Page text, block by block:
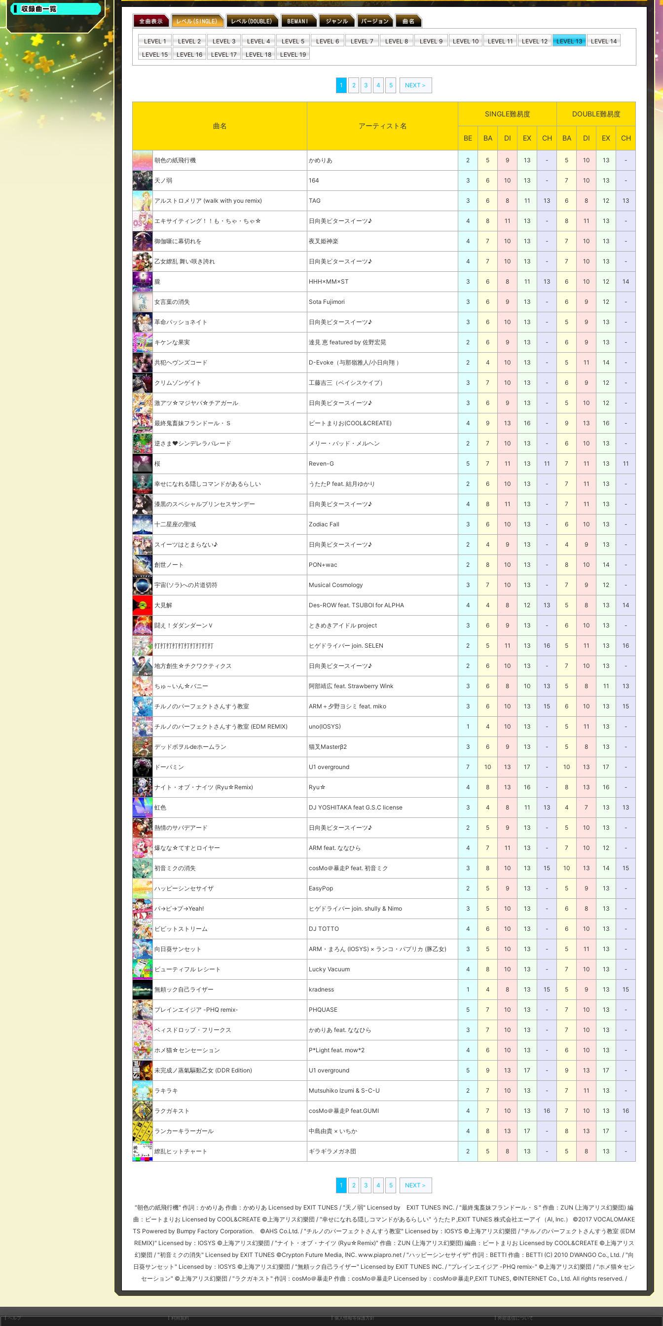
LEVEL 1 LEVEL 2 LEVEL 3 LEVEL 4 LEVEL 5 LEVEL 6 LEVEL 7 LEVEL 8 LEVEL 9 LEVEL 10 LEVEL 11 LEVEL 12 LEVEL 13
LEVEL 14
LEVEL 15
LEVEL 16 LEVEL 17 LEVEL 18 LEVEL 19
1 2 3 4 5 NEXT＞
曲名 アーティスト名
SINGLE難易度 DOUBLE難易度
BE BA DI EX CH BA DI EX CH
朝色の紙飛行機 かめりあ 2 5 9 13 - 5 10 13 -
天ノ弱 164 3 6 10 13 - 7 10 13 -
アルストロメリア (walk with you remix) TAG 3 6 8 11 13 6 8 12 13
エキサイティング！！も・ちゃ・ちゃ☆ 日向美ビタースイーツ♪ 4 8 11 13 - 8 11 13 -
御伽噺に幕切れを 夜叉姫神楽 4 7 10 13 - 7 10 13 -
乙女繚乱 舞い咲き誇れ 日向美ビタースイーツ♪ 4 7 10 13 - 7 10 13 -
朧 HHH×MM×ST 3 6 8 11 13 6 10 12 14
女言葉の消失 Sota Fujimori 3 6 9 13 - 6 9 12 -
革命パッショネイト 日向美ビタースイーツ♪ 3 6 10 13 - 5 9 13 -
キケンな果実 達見 恵 featured by 佐野宏晃 2 6 9 13 - 6 9 13 -
共犯ヘヴンズコード D-Evoke（与那嶺雅人/小日向翔 ） 2 4 10 13 - 5 11 14 -
クリムゾンゲイト 工藤吉三（ベイシスケイプ） 3 7 10 13 - 6 9 12 -
激アツ☆マジヤバ☆チアガール 日向美ビタースイーツ♪ 3 6 9 13 - 5 10 12 -
最終鬼畜妹フランドール・Ｓ ビートまりお(COOL&CREATE) 4 9 13 16 - 9 13 16 -
逆さま♥シンデレラパレード メリー・バッド・メルヘン 2 7 10 13 - 6 10 13 -
桜 Reven-G 5 7 11 13 11 7 11 13 11
幸せになれる隠しコマンドがあるらしい うたたP feat. 結月ゆかり 2 6 10 13 - 7 11 13 -
漆黒のスペシャルプリンセスサンデー 日向美ビタースイーツ♪ 4 8 11 13 - 7 11 13 -
十二星座の聖域 Zodiac Fall 3 6 10 13 - 6 10 13 -
スイーツはとまらない♪ 日向美ビタースイーツ♪ 2 4 9 13 - 4 9 13 -
創世ノート PON+wac 2 8 10 13 - 8 10 14 -
宇宙(ソラ)への片道切符 Musical Cosmology 3 7 10 13 - 7 9 12 -
大見解 Des-ROW feat. TSUBOI for ALPHA 4 4 8 12 13 5 8 13 14
闘え！ダダンダーンＶ ときめきアイドル project 3 6 9 13 - 6 10 13 -
打打打打打打打打打打 ヒゲドライバー join. SELEN 2 5 11 13 16 5 11 13 16
地方創生☆チクワクティクス 日向美ビタースイーツ♪ 2 6 10 13 - 7 10 13 -
ちゅ～いん☆バニー 阿部靖広 feat. Strawberry Wink 3 6 8 10 13 5 8 11 13
チルノのパーフェクトさんすう教室 ARM＋夕野ヨシミ feat. miko 3 6 10 13 15 6 10 13 15
チルノのパーフェクトさんすう教室 (EDM REMIX) uno(IOSYS) 1 4 10 13 - 5 11 13 -
デッドボヲルdeホームラン 猫叉Masterβ2 3 6 9 13 - 5 8 13 -
ドーパミン U1 overground 7 10 13 17 - 10 13 17 -
ナイト・オブ・ナイツ (Ryu☆Remix) Ryu☆ 4 8 13 16 - 8 13 16 -
虹色 DJ YOSHITAKA feat G.S.C license 3 4 8 11 13 4 7 13 13
熱情のサパデアード 日向美ビタースイーツ♪ 2 5 9 13 - 5 10 13 -
爆なな☆てすとロイヤー ARM feat. ななひら 4 7 11 13 - 7 10 12 -
初音ミクの消失 cosMo＠暴走P feat. 初音ミク 3 8 10 13 15 10 13 14 15
ハッピーシンセサイザ EasyPop 2 5 9 13 - 5 9 13 -
パ→ピ→プ→Yeah! ヒゲドライバー join. shully & Nimo 3 5 10 13 - 6 8 13 -
ビビットストリーム DJ TOTTO 4 6 10 13 - 6 10 13 -
向日葵サンセット ARM・まろん (IOSYS) × ランコ・パプリカ (豚乙女) 3 5 10 13 - 5 11 13 -
ビューティフル レシート Lucky Vacuum 4 8 10 13 - 7 10 13 -
無頼ック自己ライザー kradness 1 4 8 13 15 5 9 13 15
プレインエイジア -PHQ remix- PHQUASE 5 7 10 13 - 7 10 13 -
ベィスドロップ・フリークス かめりあ feat. ななひら 3 7 10 13 - 7 10 13 -
ホメ猫☆センセーション P*Light feat. mow*2 4 6 10 13 - 6 10 13 -
未完成ノ蒸氣驅動乙女 (DDR Edition) U1 overground 5 9 13 17 - 9 13 17 -
ラキラキ Mutsuhiko Izumi & S-C-U 2 7 10 13 - 7 11 13 -
ラクガキスト cosMo＠暴走P feat.GUMI 4 7 10 13 16 7 10 13 16
ランカーキラーガール 中島由貴 × いちか 4 8 13 17 - 8 13 17 -
繚乱ヒットチャート ギラギラメガネ団 2 5 8 13 - 5 8 13 -
1 2 3 4 5 NEXT＞
"朝色の紙飛行機" 作詞：かめりあ 作曲：かめりあ Licensed by EXIT TUNES / "天ノ弱" Licensed by EXIT TUNES INC. / "最終鬼畜妹フランドール・Ｓ" 作曲：ZUN (上海アリス幻樂団) 編
曲：ビートまりお Licensed by COOL&CREATE ©上海アリス幻樂団 / "幸せになれる隠しコマンドがあるらしい" うたたＰ,EXIT TUNES 株式会社エーアイ（AI, Inc.） ©2017 VOCALOMAKE
TS Powered by Bumpy Factory Corporation. ©AHS Co.Ltd. / "チルノのパーフェクトさんすう教室" Licensed by：IOSYS ©上海アリス幻樂団 / "チルノのパーフェクトさんすう教室 (EDM
REMIX)" Licensed by：IOSYS ©上海アリス幻樂団 / "ナイト・オブ・ナイツ (Ryu☆Remix)" 作曲：ZUN (上海アリス幻樂団) 編曲：ビートまりお Licensed by COOL&CREATE ©上海アリス
幻樂団 / "初音ミクの消失" Licensed by EXIT TUNES ©Crypton Future Media, INC. www.piapro.net / "ハッピーシンセサイザ" 作詞：BETTI 作曲：BETTI (C) 2010 DWANGO Co., Ltd. / "向
日葵サンセット" Licensed by：IOSYS ©上海アリス幻樂団 / "無頼ック自己ライザー" Licensed by EXIT TUNES INC. / "プレインエイジア -PHQ remix-" ©上海アリス幻樂団 / "ホメ猫☆セン
セーション" ©上海アリス幻樂団 / "ラクガキスト" 作詞：cosMo＠暴走P 作曲：cosMo＠暴走P Licensed by：cosMo＠暴走P,EXIT TUNES, ©INTERNET Co., Ltd. All rights reserved. /
ヘルプ 利用規約 個人情報等保護方針
外部送信について